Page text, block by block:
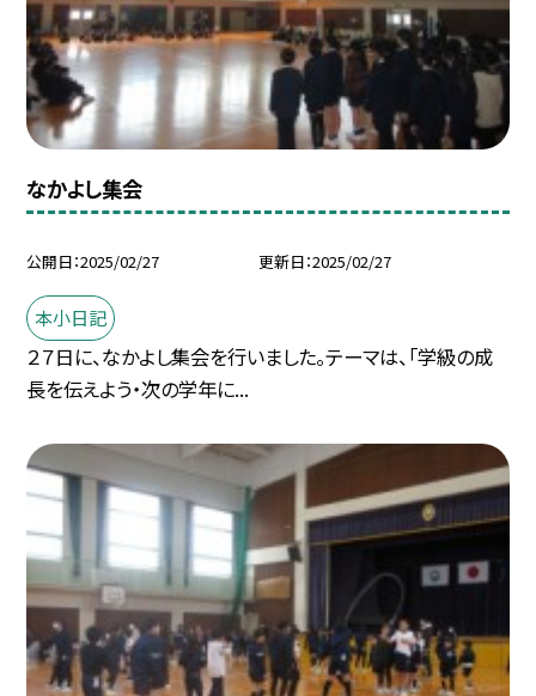
なかよし集会
公開日 2025/02/27 更新日 2025/02/27
本小日記
２７日に、なかよし集会を行いました。テーマは、「学級の成
長を伝えよう・次の学年に...